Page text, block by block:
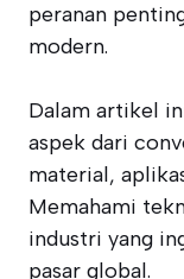
peranan
modern.
Dalam artikel
aspek dari
material,
Memahami
industri yang
pasar global.